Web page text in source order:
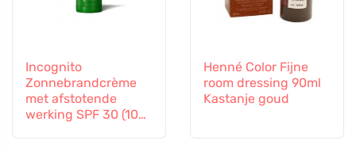
Incognito
Zonnebrandcrème
met afstotende
werking SPF 30 (100
Henné Color Fijne
room dressing 90ml
Kastanje goud